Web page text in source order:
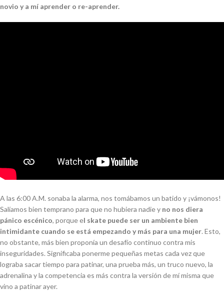
novio y a mí aprender o re-aprender.
A las 6:00 A.M. sonaba la alarma, nos tomábamos un batido y ¡vámonos!
Salíamos bien temprano para que no hubiera nadie y no nos diera
pánico escénico, porque el skate puede ser un ambiente bien
intimidante cuando se está empezando y más para una mujer. Esto,
no obstante, más bien proponía un desafío continuo contra mis
inseguridades. Significaba ponerme pequeñas metas cada vez que
lograba sacar tiempo para patinar, una prueba más, un truco nuevo, la
adrenalina y la competencia es más contra la versión de mí misma que
vino a patinar ayer.